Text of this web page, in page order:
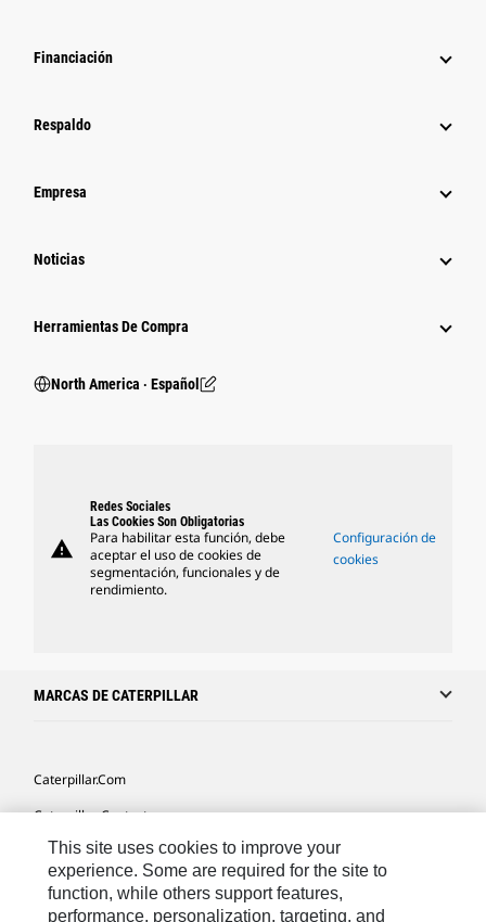
Financiación
Respaldo
Empresa
Noticias
Herramientas De Compra
North America ‧ Español
warning
Redes Sociales
Las Cookies Son Obligatorias
Para habilitar esta función, debe
aceptar el uso de cookies de
segmentación, funcionales y de
rendimiento.
Configuración de
cookies
MARCAS DE CATERPILLAR
Caterpillar.com
Caterpillar Contacto
Mis Preferencias De Marketing
Site Map
This site uses cookies to improve your
experience. Some are required for the site to
function, while others support features,
performance, personalization, targeting, and